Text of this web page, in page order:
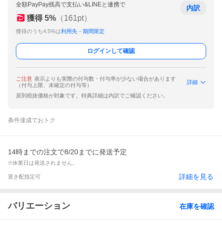
全額PayPay残高で支払い&LINEと連携で
獲得 5% （161pt）
獲得のうち4.5%は利用先・期間限定
内訳
ログインして確認
ご注意 表示よりも実際の付与数・付与率が少ない場合があります
（付与上限、未確定の付与等）
詳細
原則税抜価格が対象です。特典詳細は内訳でご確認ください。
条件達成でおトク
14時までの注文で8/20までに発送予定
※休業日は発送されません。
置き配指定可 詳細を見る
バリエーション 在庫を確認